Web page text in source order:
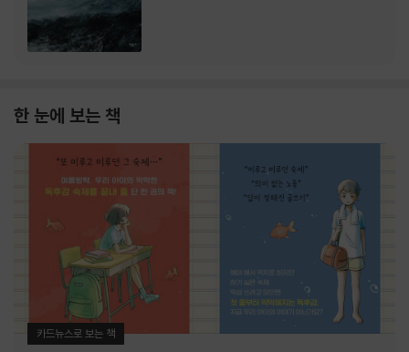
한 눈에 보는 책
카드뉴스로 보는 책